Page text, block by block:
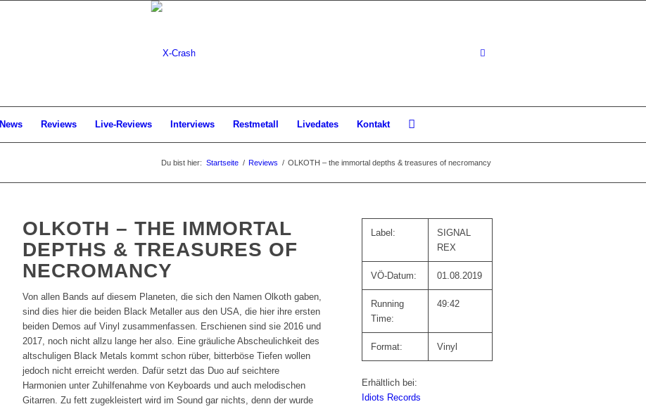
News Reviews Live-Reviews Interviews Restmetall Livedates Kontakt
Du bist hier: Startseite / Reviews / OLKOTH – the immortal depths & treasures of necromancy
OLKOTH – THE IMMORTAL
DEPTHS & TREASURES OF
NECROMANCY
Von allen Bands auf diesem Planeten, die sich den Namen Olkoth gaben,
sind dies hier die beiden Black Metaller aus den USA, die hier ihre ersten
beiden Demos auf Vinyl zusammenfassen. Erschienen sind sie 2016 und
2017, noch nicht allzu lange her also. Eine gräuliche Abscheulichkeit des
altschuligen Black Metals kommt schon rüber, bitterböse Tiefen wollen
jedoch nicht erreicht werden. Dafür setzt das Duo auf seichtere
Harmonien unter Zuhilfenahme von Keyboards und auch melodischen
Gitarren. Zu fett zugekleistert wird im Sound gar nichts, denn der wurde
Label:
SIGNAL
REX
VÖ-Datum: 01.08.2019
Running
Time:
49:42
Format: Vinyl
Erhältlich bei:
Idiots Records